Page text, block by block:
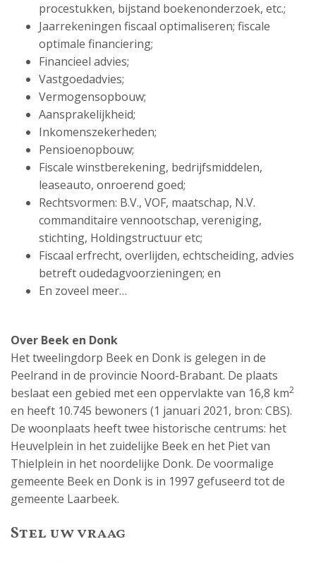
procestukken, bijstand boekenonderzoek, etc.;
Jaarrekeningen fiscaal optimaliseren; fiscale
optimale financiering;
Financieel advies;
Vastgoedadvies;
Vermogensopbouw;
Aansprakelijkheid;
Inkomenszekerheden;
Pensioenopbouw;
Fiscale winstberekening, bedrijfsmiddelen,
leaseauto, onroerend goed;
Rechtsvormen: B.V., VOF, maatschap, N.V.
commanditaire vennootschap, vereniging,
stichting, Holdingstructuur etc;
Fiscaal erfrecht, overlijden, echtscheiding, advies
betreft oudedagvoorzieningen; en
En zoveel meer…
Over Beek en Donk
Het tweelingdorp Beek en Donk is gelegen in de
Peelrand in de provincie Noord-Brabant. De plaats
beslaat een gebied met een oppervlakte van 16,8 km2
en heeft 10.745 bewoners (1 januari 2021, bron: CBS).
De woonplaats heeft twee historische centrums: het
Heuvelplein in het zuidelijke Beek en het Piet van
Thielplein in het noordelijke Donk. De voormalige
gemeente Beek en Donk is in 1997 gefuseerd tot de
gemeente Laarbeek.
Stel uw vraag